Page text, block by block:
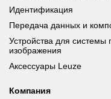
Идентификация
Передача данных и
Устройства для
изображения
Аксессуары Leuze
Компания